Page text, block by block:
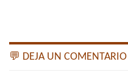
💬 DEJA UN COMENTARIO